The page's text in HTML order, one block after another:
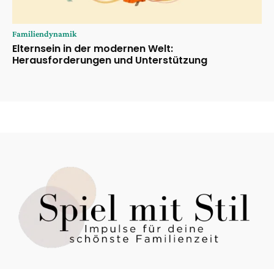
Familiendynamik
Elternsein in der modernen Welt:
Herausforderungen und Unterstützung